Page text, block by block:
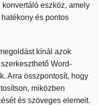
eszköz, amely
és pontos
kínál azok
Word-
Arra összpontosít, hogy
miközben
és szöveges elemeit.